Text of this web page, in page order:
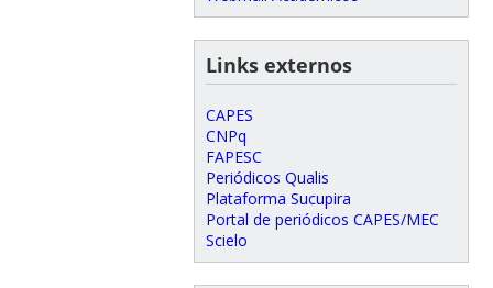
Links externos
CAPES
CNPq
FAPESC
Periódicos Qualis
Plataforma Sucupira
Portal de periódicos CAPES/MEC
Scielo